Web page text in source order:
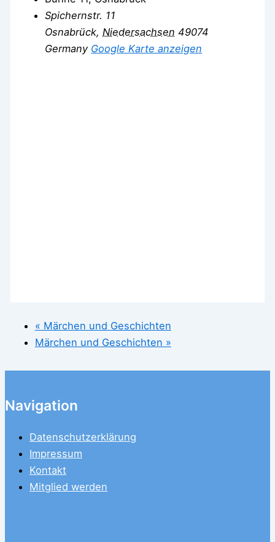
Spichernstr. 11
Osnabrück, Niedersachsen 49074
Germany Google Karte anzeigen
« Märchen und Geschichten
Märchen und Geschichten »
Navigation
Datenschutzerklärung
Impressum
Kontakt
Mitglied werden